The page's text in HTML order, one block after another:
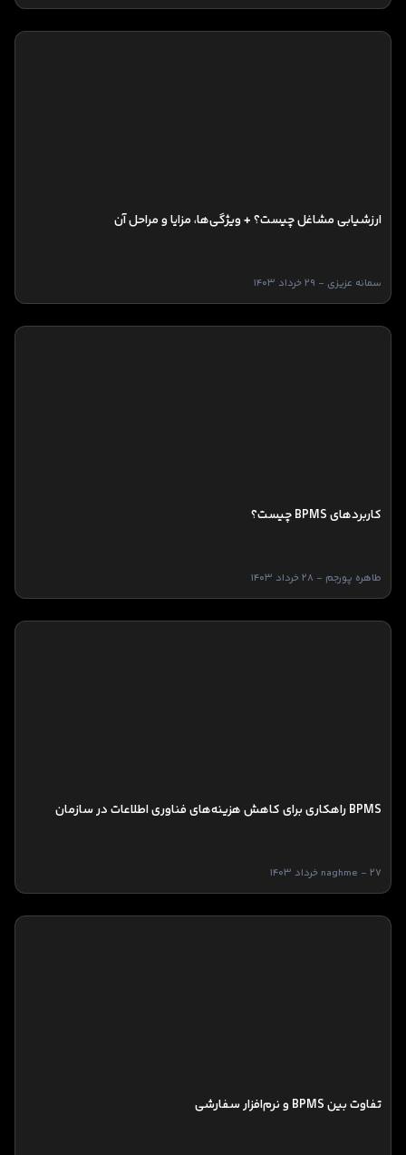
ارزشیابی مشاغل چیست؟ + ویژگی‌ها، مزایا و مراحل آن
سمانه عزیزی - 29 خرداد 1403
کاربردهای BPMS چیست؟
طاهره پورجم - 28 خرداد 1403
BPMS راهکاری برای کاهش هزینه‌های فناوری اطلاعات در سازمان
naghme - 27 خرداد 1403
تفاوت بین BPMS و نرم‌افزار سفارشی